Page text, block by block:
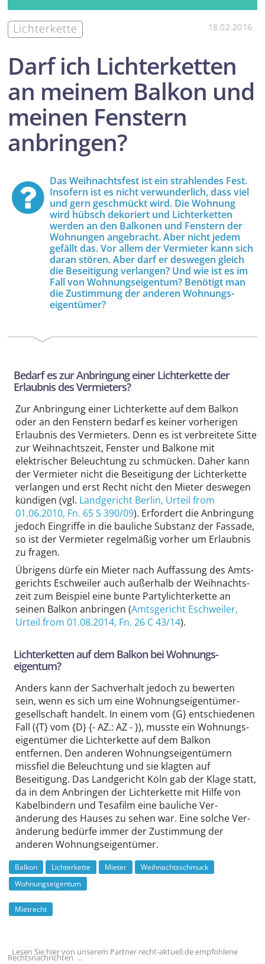
Lichterkette 18.02.2016
Darf ich Lichter­ketten
an meinem Balkon und
meinen Fenstern
anbringen?
Das Weihnachts­fest ist ein strahlendes Fest.
Insofern ist es nicht ver­wunderlich, dass viel
und gern geschmückt wird. Die Wohnung
wird hübsch dekoriert und Lichter­ketten
werden an den Balkonen und Fenstern der
Wohnungen angebracht. Aber nicht jedem
gefällt das. Vor allem der Vermieter kann sich
daran stören. Aber darf er deswegen gleich
die Beseitigung verlangen? Und wie ist es im
Fall von Wohnungs­eigentum? Benötigt man
die Zustimmung der anderen Wohnungs­
eigentümer?
Bedarf es zur Anbringung einer Lichter­kette der
Erlaubnis des Vermieters?
Zur Anbringung einer Lichter­kette auf dem Balkon
oder an den Fenstern bedarf es keiner vorherigen
Erlaubnis des Vermieters. Denn es ist verbreitete Sitte
zur Weihnachts­zeit, Fenster und Balkone mit
elektrischer Beleuchtung zu schmücken. Daher kann
der Vermieter nicht die Beseitigung der Lichter­kette
verlangen und erst Recht nicht den Mieter deswegen
kündigen (vgl. Landgericht Berlin, Urteil from
01.06.2010, Fn. 65 S 390/09). Erfordert die Anbringung
jedoch Eingriffe in die bauliche Substanz der Fassade,
so ist der Vermieter regelmäßig vorher um Erlaubnis
zu fragen.
Übrigens dürfe ein Mieter nach Auffassung des Amts­
gerichts Eschweiler auch außerhalb der Weihnachts­
zeit zum Beispiel eine bunte Party­lichter­kette an
seinen Balkon anbringen (Amtsgericht Eschweiler,
Urteil from 01.08.2014, Fn. 26 C 43/14).
Lichterketten auf dem Balkon bei Wohnungs­
eigentum?
Anders kann der Sachverhalt jedoch zu bewerten
sein, wenn es sich um eine Wohnungs­eigentümer­
gesellschaft handelt. In einem vom{G} entschiedenen
Fall ({T} vom {D} {- AZ.: AZ - }), musste ein Wohnungs­
eigentümer die Lichter­kette auf dem Balkon
entfernen. Den anderen Wohnungs­eigentümern
missfiel die Beleuchtung und sie klagten auf
Beseitigung. Das Landgericht Köln gab der Klage statt,
da in dem Anbringen der Lichter­kette mit Hilfe von
Kabel­bindern und Tesafilm eine bauliche Ver­
änderung des Hauses zu sehen war. Eine solche Ver­
änderung bedürfe immer der Zustimmung der
anderen Wohnungs­eigentümer.
Balkon Lichterkette Mieter
Weihnachtsschmuck
Wohnungseigentum
Mietrecht
Lesen Sie hier von unserem Partner recht-aktuell.de empfohlene
Rechtsnachrichten ...